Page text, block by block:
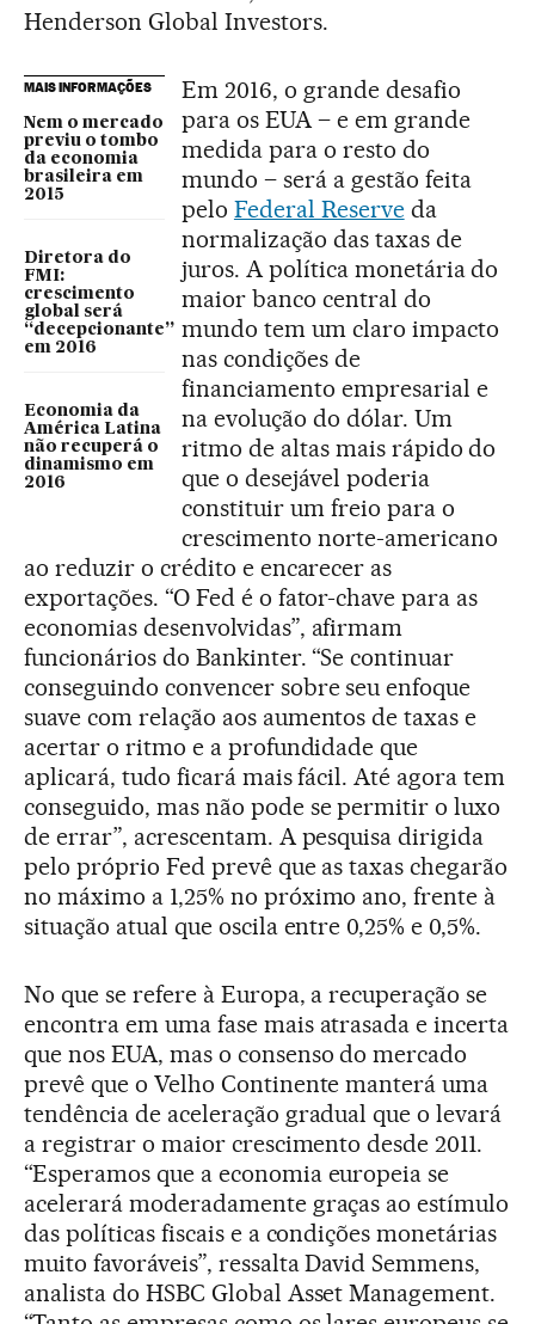
Henderson Global Investors.
MAIS INFORMAÇÕES
Nem o mercado
previu o tombo
da economia
brasileira em
2015
Diretora do
FMI:
crescimento
global será
“decepcionante”
em 2016
Economia da
América Latina
não recuperá o
dinamismo em
2016
Em 2016, o grande desafio
para os EUA – e em grande
medida para o resto do
mundo – será a gestão feita
pelo Federal Reserveda
normalização das taxas de
juros. A política monetária do
maior banco central do
mundo tem um claro impacto
nas condições de
financiamento empresarial e
na evolução do dólar. Um
ritmo de altas mais rápido do
que o desejável poderia
constituir um freio para o
crescimento norte-americano
ao reduzir o crédito e encarecer as
exportações. “O Fed é o fator-chave para as
economias desenvolvidas”, afirmam
funcionários do Bankinter. “Se continuar
conseguindo convencer sobre seu enfoque
suave com relação aos aumentos de taxas e
acertar o ritmo e a profundidade que
aplicará, tudo ficará mais fácil. Até agora tem
conseguido, mas não pode se permitir o luxo
de errar”, acrescentam. A pesquisa dirigida
pelo próprio Fed prevê que as taxas chegarão
no máximo a 1,25% no próximo ano, frente à
situação atual que oscila entre 0,25% e 0,5%.
No que se refere à Europa, a recuperação se
encontra em uma fase mais atrasada e incerta
que nos EUA, mas o consenso do mercado
prevê que o Velho Continente manterá uma
tendência de aceleração gradual que o levará
a registrar o maior crescimento desde 2011.
“Esperamos que a economia europeia se
acelerará moderadamente graças ao estímulo
das políticas fiscais e a condições monetárias
muito favoráveis”, ressalta David Semmens,
analista do HSBC Global Asset Management.